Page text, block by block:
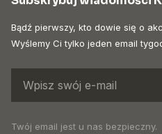
Bądź pierwszy, kto dowie się o
Wyślemy Ci tylko jeden email
Twój email jest u nas bezpieczny.